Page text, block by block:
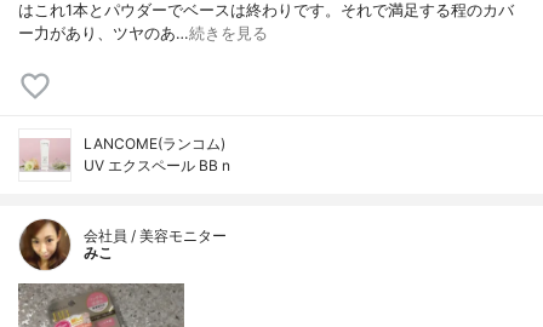
はこれ1本とパウダーでベースは終わりです。それで満足する程のカバ
ー力があり、ツヤのあ…続きを見る
LANCOME(ランコム)
UV エクスペール BB n
会社員 / 美容モニター
みこ